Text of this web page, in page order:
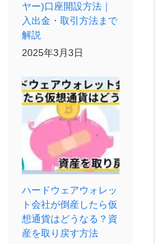
ヤー)口座開設方法｜
入出金・取引方法まで
解説
2025年3月3日
ハードウェアウォレッ
ト会社が倒産したら仮
想通貨はどうなる？資
産を取り戻す方法